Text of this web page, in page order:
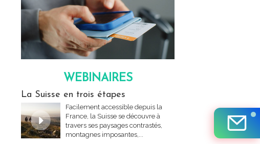
WEBINAIRES
La Suisse en trois étapes
Facilement accessible depuis la
France, la Suisse se découvre à
travers ses paysages contrastés,
montagnes imposantes,...